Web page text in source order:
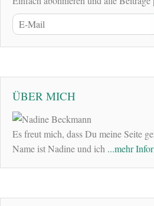
ÜBER MICH
Es freut mich, dass Du meine Seite
Name ist Nadine und ich ...mehr